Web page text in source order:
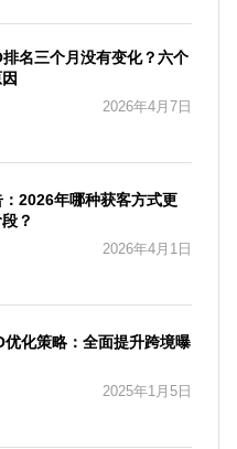
名三个月没有变化？六个
2026年4月7日
2026年哪种获客方式更
？
2026年4月1日
优化策略：全面提升跨境曝
2025年1月5日